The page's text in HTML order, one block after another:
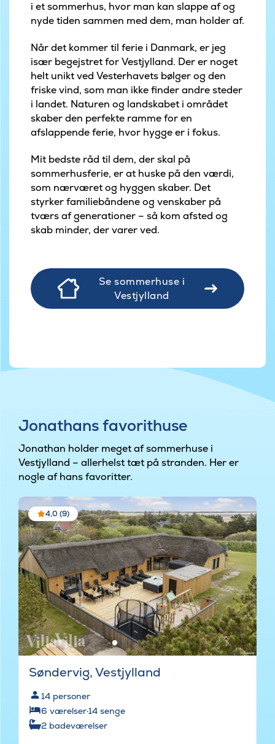
i et sommerhus, hvor man kan slappe af og
nyde tiden sammen med dem, man holder af.
Når det kommer til ferie i Danmark, er jeg
især begejstret for Vestjylland. Der er noget
helt unikt ved Vesterhavets bølger og den
friske vind, som man ikke finder andre steder
i landet. Naturen og landskabet i området
skaber den perfekte ramme for en
afslappende ferie, hvor hygge er i fokus.
Mit bedste råd til dem, der skal på
sommerhusferie, er at huske på den værdi,
som nærværet og hyggen skaber. Det
styrker familiebåndene og venskaber på
tværs af generationer – så kom afsted og
skab minder, der varer ved.
Se sommerhuse i
Vestjylland
Jonathans favorithuse
Jonathan holder meget af sommerhuse i
Vestjylland – allerhelst tæt på stranden. Her er
nogle af hans favoritter.
4,0 (9)
Søndervig, Vestjylland
14 personer
6 værelser·14 senge
2 badeværelser